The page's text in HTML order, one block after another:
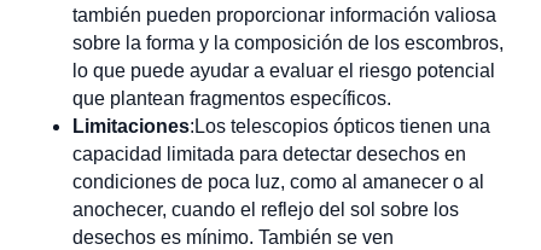
también pueden proporcionar información valiosa
sobre la forma y la composición de los escombros,
lo que puede ayudar a evaluar el riesgo potencial
que plantean fragmentos específicos.
Limitaciones:Los telescopios ópticos tienen una
capacidad limitada para detectar desechos en
condiciones de poca luz, como al amanecer o al
anochecer, cuando el reflejo del sol sobre los
desechos es mínimo. También se ven